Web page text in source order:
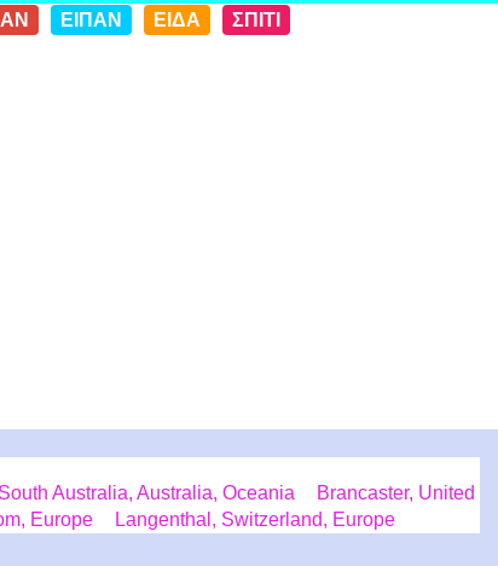
ΕΙΠΑΝ ΕΙΔΑ ΣΠΙΤΙ
Australia, Australia, Oceania
Brancaster, United
Europe Langenthal, Switzerland, Europe